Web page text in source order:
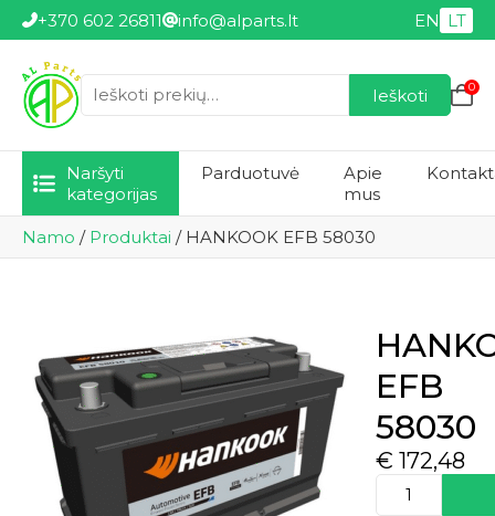
+370 602 26811 info@alparts.lt EN LT
Ieškoti: Ieškoti 0
Naršyti
kategorijas
Parduotuvė
Apie
mus
Namo / Produktai / HANKOOK EFB 58030
EFB
58030
€ 172,48
produkto
kiekis: